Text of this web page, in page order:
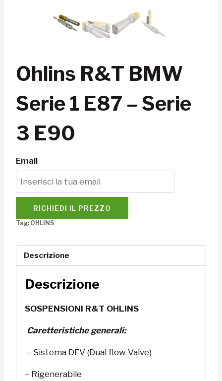
Ohlins R&T BMW
Serie 1 E87 – Serie
3 E90
Email
RICHIEDI IL PREZZO
Tag: OHLINS
Descrizione
Descrizione
SOSPENSIONI R&T OHLINS
Caretteristiche generali:
– Sistema DFV (Dual flow Valve)
– Rigenerabile